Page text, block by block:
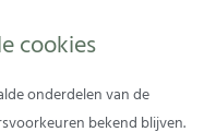
cookies
onderdelen van de
bekend blijven.